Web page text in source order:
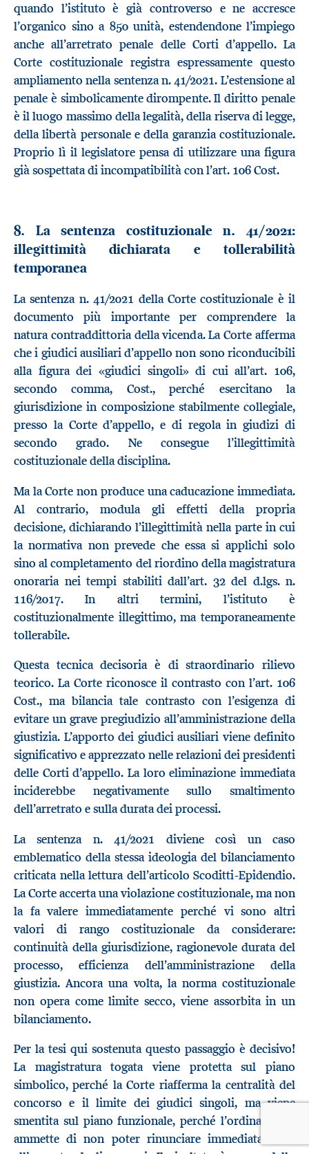
quando l’istituto è già controverso e ne accresce
l’organico sino a 850 unità, estendendone l’impiego
anche all’arretrato penale delle Corti d’appello. La
Corte costituzionale registra espressamente questo
ampliamento nella sentenza n. 41/2021. L’estensione al
penale è simbolicamente dirompente. Il diritto penale
è il luogo massimo della legalità, della riserva di legge,
della libertà personale e della garanzia costituzionale.
Proprio lì il legislatore pensa di utilizzare una figura
già sospettata di incompatibilità con l’art. 106 Cost.
8. La sentenza costituzionale n. 41/2021:
illegittimità dichiarata e tollerabilità
temporanea
La sentenza n. 41/2021 della Corte costituzionale è il
documento più importante per comprendere la
natura contraddittoria della vicenda. La Corte afferma
che i giudici ausiliari d’appello non sono riconducibili
alla figura dei «giudici singoli» di cui all’art. 106,
secondo comma, Cost., perché esercitano la
giurisdizione in composizione stabilmente collegiale,
presso la Corte d’appello, e di regola in giudizi di
secondo grado. Ne consegue l’illegittimità
costituzionale della disciplina.
Ma la Corte non produce una caducazione immediata.
Al contrario, modula gli effetti della propria
decisione, dichiarando l’illegittimità nella parte in cui
la normativa non prevede che essa si applichi solo
sino al completamento del riordino della magistratura
onoraria nei tempi stabiliti dall’art. 32 del d.lgs. n.
116/2017. In altri termini, l’istituto è
costituzionalmente illegittimo, ma temporaneamente
tollerabile.
Questa tecnica decisoria è di straordinario rilievo
teorico. La Corte riconosce il contrasto con l’art. 106
Cost., ma bilancia tale contrasto con l’esigenza di
evitare un grave pregiudizio all’amministrazione della
giustizia. L’apporto dei giudici ausiliari viene definito
significativo e apprezzato nelle relazioni dei presidenti
delle Corti d’appello. La loro eliminazione immediata
inciderebbe negativamente sullo smaltimento
dell’arretrato e sulla durata dei processi.
La sentenza n. 41/2021 diviene così un caso
emblematico della stessa ideologia del bilanciamento
criticata nella lettura dell’articolo Scoditti-Epidendio.
La Corte accerta una violazione costituzionale, ma non
la fa valere immediatamente perché vi sono altri
valori di rango costituzionale da considerare:
continuità della giurisdizione, ragionevole durata del
processo, efficienza dell’amministrazione della
giustizia. Ancora una volta, la norma costituzionale
non opera come limite secco, viene assorbita in un
bilanciamento.
Per la tesi qui sostenuta questo passaggio è decisivo!
La magistratura togata viene protetta sul piano
simbolico, perché la Corte riafferma la centralità del
concorso e il limite dei giudici singoli, ma viene
smentita sul piano funzionale, perché l’ordinamento
ammette di non poter rinunciare immediatamente